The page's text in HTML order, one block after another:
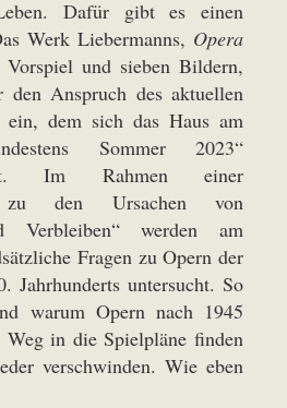
Dafür gibt es einen
Werk Liebermanns, Opera
und sieben Bildern,
den Anspruch des aktuellen
ein, dem sich das Haus am
Sommer 2023“
Im Rahmen einer
zu den Ursachen von
Verbleiben“ werden am
Fragen zu Opern der
Jahrhunderts untersucht. So
warum Opern nach 1945
Weg in die Spielpläne finden
verschwinden. Wie eben